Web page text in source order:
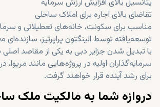
پتانسیل بالای افزایش ارزش سرمایه
تقاضای بالای اجاره برای املاک ساحلی
مناسب برای سکونت، خانه‌های تعطیلاتی و
توسعه‌یافته توسط الینگتون پراپرتیز، سازنده‌ای
با تبدیل شدن جزایر دبی به یکی از مقاصد
سرمایه‌گذاران اولیه در پروژه‌هایی مانند
برای رشد آینده قرار خواهند گرفت.
دروازه شما به مالکیت ملک